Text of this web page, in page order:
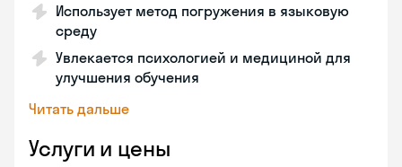
Использует метод погружения в языковую
среду
Увлекается психологией и медициной для
улучшения обучения
Читать дальше
Услуги и цены